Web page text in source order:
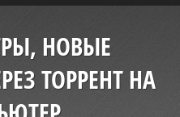
НОВЫЕ
ТОРРЕНТ НА